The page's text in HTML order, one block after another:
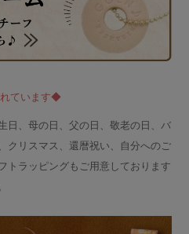
ています◆
日、母の日、父の日、敬老の日、バ
クリスマス、還暦祝い、自分へのご
トラッピングもご用意しております